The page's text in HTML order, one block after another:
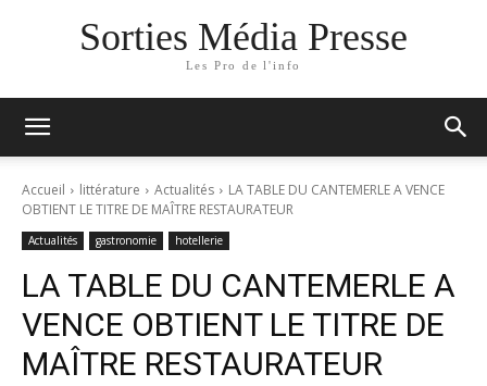
Sorties Média Presse
Les Pro de l'info
Accueil littérature Actualités
LA TABLE DU CANTEMERLE A VENCE
OBTIENT LE TITRE DE MAÎTRE RESTAURATEUR
Actualités gastronomie hotellerie
LA TABLE DU CANTEMERLE A
VENCE OBTIENT LE TITRE DE
MAÎTRE RESTAURATEUR